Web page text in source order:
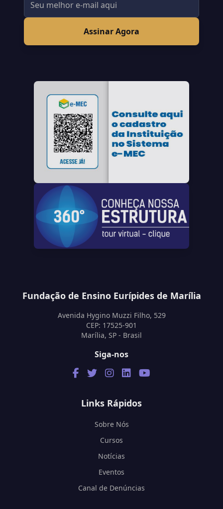
Assinar Agora
Fundação de Ensino Eurípides de Marília
Avenida Hygino Muzzi Filho, 529
CEP: 17525-901
Marília, SP - Brasil
Siga-nos
Links Rápidos
Sobre Nós
Cursos
Notícias
Eventos
Canal de Denúncias